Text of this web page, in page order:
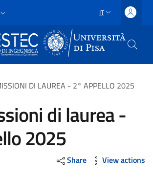
SELETTORE
IT
pane
DI LAUREA - 2° APPELLO 2025
di laurea -
2025
Share View actions